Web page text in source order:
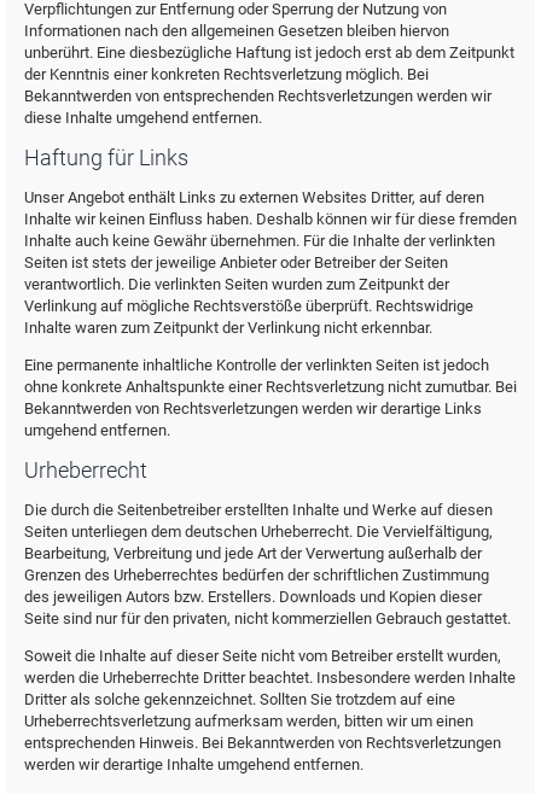
Verpflichtungen zur Entfernung oder Sperrung der Nutzung von
Informationen nach den allgemeinen Gesetzen bleiben hiervon
unberührt. Eine diesbezügliche Haftung ist jedoch erst ab dem Zeitpunkt
der Kenntnis einer konkreten Rechtsverletzung möglich. Bei
Bekanntwerden von entsprechenden Rechtsverletzungen werden wir
diese Inhalte umgehend entfernen.
Haftung für Links
Unser Angebot enthält Links zu externen Websites Dritter, auf deren
Inhalte wir keinen Einfluss haben. Deshalb können wir für diese fremden
Inhalte auch keine Gewähr übernehmen. Für die Inhalte der verlinkten
Seiten ist stets der jeweilige Anbieter oder Betreiber der Seiten
verantwortlich. Die verlinkten Seiten wurden zum Zeitpunkt der
Verlinkung auf mögliche Rechtsverstöße überprüft. Rechtswidrige
Inhalte waren zum Zeitpunkt der Verlinkung nicht erkennbar.
Eine permanente inhaltliche Kontrolle der verlinkten Seiten ist jedoch
ohne konkrete Anhaltspunkte einer Rechtsverletzung nicht zumutbar. Bei
Bekanntwerden von Rechtsverletzungen werden wir derartige Links
umgehend entfernen.
Urheberrecht
Die durch die Seitenbetreiber erstellten Inhalte und Werke auf diesen
Seiten unterliegen dem deutschen Urheberrecht. Die Vervielfältigung,
Bearbeitung, Verbreitung und jede Art der Verwertung außerhalb der
Grenzen des Urheberrechtes bedürfen der schriftlichen Zustimmung
des jeweiligen Autors bzw. Erstellers. Downloads und Kopien dieser
Seite sind nur für den privaten, nicht kommerziellen Gebrauch gestattet.
Soweit die Inhalte auf dieser Seite nicht vom Betreiber erstellt wurden,
werden die Urheberrechte Dritter beachtet. Insbesondere werden Inhalte
Dritter als solche gekennzeichnet. Sollten Sie trotzdem auf eine
Urheberrechtsverletzung aufmerksam werden, bitten wir um einen
entsprechenden Hinweis. Bei Bekanntwerden von Rechtsverletzungen
werden wir derartige Inhalte umgehend entfernen.